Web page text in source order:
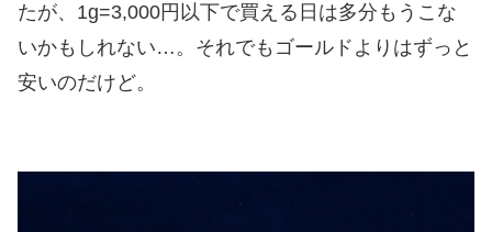
たが、1g=3,000円以下で買える日は多分もうこな
いかもしれない…。それでもゴールドよりはずっと
安いのだけど。